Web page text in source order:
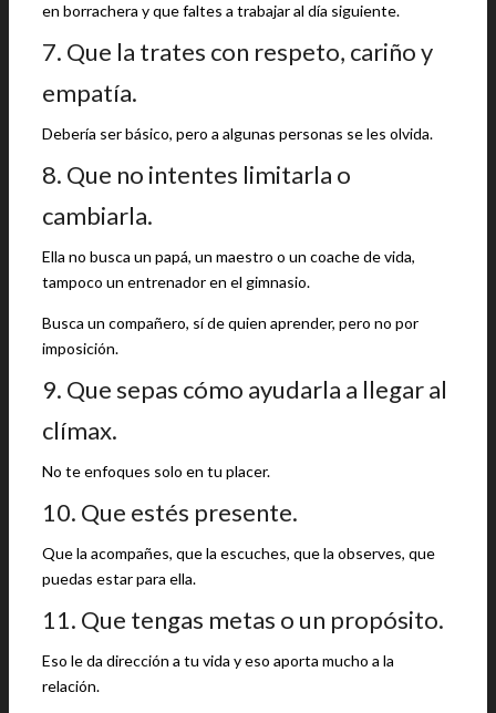
en borrachera y que faltes a trabajar al día siguiente.
7. Que la trates con respeto, cariño y
empatía.
Debería ser básico, pero a algunas personas se les olvida.
8. Que no intentes limitarla o
cambiarla.
Ella no busca un papá, un maestro o un coache de vida,
tampoco un entrenador en el gimnasio.
Busca un compañero, sí de quien aprender, pero no por
imposición.
9. Que sepas cómo ayudarla a llegar al
clímax.
No te enfoques solo en tu placer.
10. Que estés presente.
Que la acompañes, que la escuches, que la observes, que
puedas estar para ella.
11. Que tengas metas o un propósito.
Eso le da dirección a tu vida y eso aporta mucho a la
relación.